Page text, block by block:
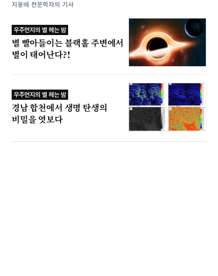
지웅배 천문학자의 기사
우주먼지의 별 헤는 밤
별 빨아들이는 블랙홀 주변에서
별이 태어난다?!
우주먼지의 별 헤는 밤
경남 합천에서 생명 탄생의
비밀을 엿보다